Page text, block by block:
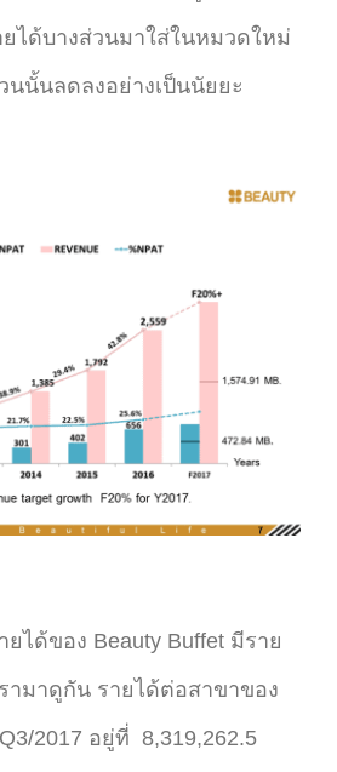
ได้บางส่วนมาใส่ในหมวดใหม่
นนั้นลดลงอย่างเป็นนัยยะ
ได้ของ Beauty Buffet มีราย
ามาดูกัน รายได้ต่อสาขาของ
2017 อยู่ที่ 8,319,262.5